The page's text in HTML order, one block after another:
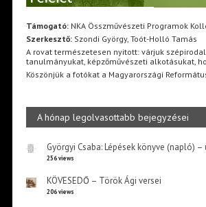
Támogató:NKA Összművészeti Programok
Szerkesztő:Szondi György, Toót-Holló Tamás
A rovat természetesen nyitott: várjuk
tanulmányukat, képzőművészeti alkotásukat,
Köszönjük a fotókat a Magyarországi
A hónap legolvasottabb bejegyzései
Györgyi Csaba: Lépések könyve (napló)
256 views
KÖVESEDŐ – Török Ági versei
206 views